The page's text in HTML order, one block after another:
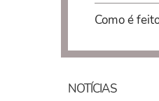
Como é
NOTÍCIAS